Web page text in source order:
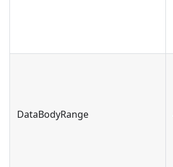
DataBodyRange